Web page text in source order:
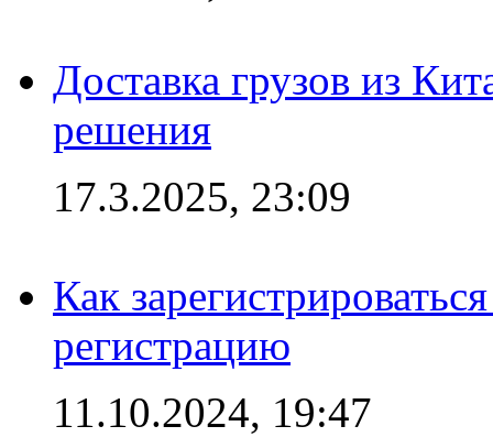
Доставка грузов из
решения
17.3.2025, 23:09
Как
регистрацию
11.10.2024, 19:47